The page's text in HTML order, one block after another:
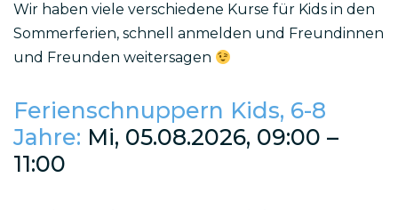
Wir haben viele verschiedene Kurse für Kids in den
Sommerferien, schnell anmelden und Freundinnen
und Freunden weitersagen
Ferienschnuppern Kids, 6-8
Jahre: Mi, 05.08.2026, 09:00 –
11:00